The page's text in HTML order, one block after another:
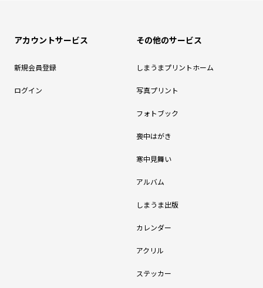
アカウントサービス
新規会員登録
ログイン
その他のサービス
しまうまプリントホーム
写真プリント
フォトブック
喪中はがき
寒中見舞い
アルバム
しまうま出版
カレンダー
アクリル
ステッカー